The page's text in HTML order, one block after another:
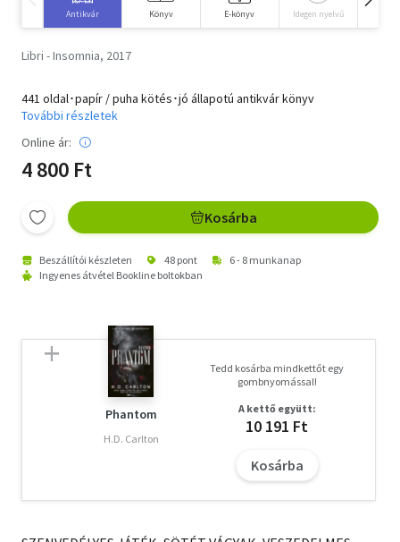
Antikvár Könyv E-könyv Idegen nyelvű
Libri - Insomnia, 2017
441 oldal･papír / puha kötés･jó állapotú antikvár könyv
További részletek
Online ár:
4 800 Ft
Kosárba
Beszállítói készleten 48 pont
6 - 8 munkanap
Ingyenes átvétel Bookline boltokban
Phantom
H.D. Carlton
Tedd kosárba mindkettőt egy
gombnyomással!
A kettő együtt:
10 191 Ft
Kosárba